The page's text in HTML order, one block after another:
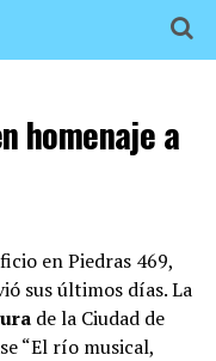
homenaje a
en Piedras 469,
sus últimos días. La
de la Ciudad de
“El río musical,